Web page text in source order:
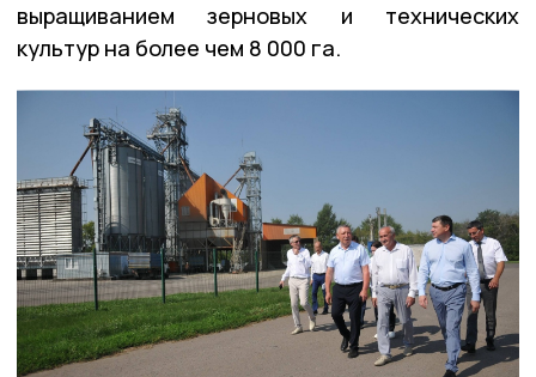
выращиванием зерновых и технических
культур на более чем 8 000 га.